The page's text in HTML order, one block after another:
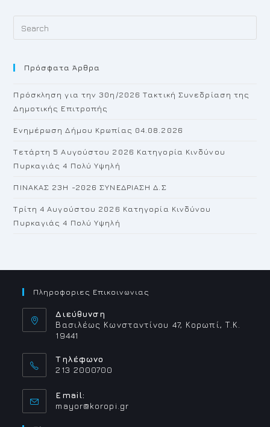
Πρόσφατα Άρθρα
Πρόσκληση για την 30η/2026 Τακτική Συνεδρίαση της
Δημοτικής Επιτροπής
Ενημέρωση Δήμου Κρωπίας 04.08.2026
Τετάρτη 5 Αυγούστου 2026 Κατηγορία Κινδύνου
Πυρκαγιάς 4 Πολύ Υψηλή
ΠΙΝΑΚΑΣ 23H -2026 ΣΥΝΕΔΡΙΑΣΗ Δ.Σ
Τρίτη 4 Αυγούστου 2026 Κατηγορία Κινδύνου
Πυρκαγιάς 4 Πολύ Υψηλή
Πληροφοριες Επικοινωνιας
Διεύθυνση
Βασιλέως Κωνσταντίνου 47, Κορωπί, Τ.Κ.
19441
Τηλέφωνο
213 2000700
Email:
mayor@koropi.grOpens